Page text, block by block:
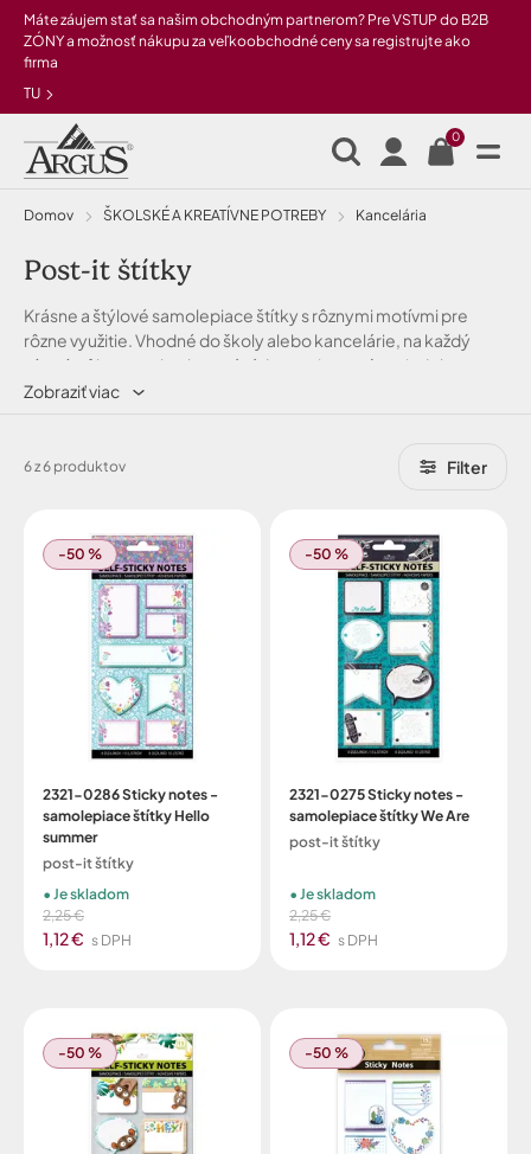
Preskočiť na hlavný obsah
Máte záujem stať sa našim obchodným partnerom? Pre VSTUP do B2B
ZÓNY a možnosť nákupu za veľkoobchodné ceny sa registrujte ako
firma
TU
0
Domov ŠKOLSKÉ A KREATÍVNE POTREBY Kancelária
Post-it štítky
Krásne a štýlové samolepiace štítky s rôznymi motívmi pre
rôzne využitie. Vhodné do školy alebo kancelárie, na každý
písací stôl a pre toho, kto má rád organizovaný poriadok a
poznámky necháva na lístkoch.
Zobraziť viac
6 z 6 produktov Filter
-50 %
2321-0286 Sticky notes -
samolepiace štítky Hello
summer
post-it štítky
2,25 €
1,12 € s DPH
Je skladom
-50 %
2321-0275 Sticky notes -
samolepiace štítky We Are
post-it štítky
2,25 €
1,12 € s DPH
Je skladom
-50 % -50 %